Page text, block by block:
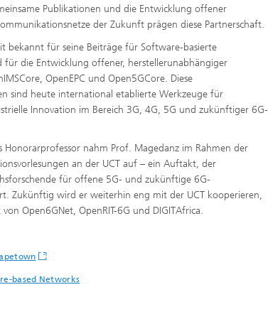
Publikationen und die Entwicklung offener
der Zukunft prägen diese Partnerschaft.
bekannt für seine Beiträge für Software-basierte
für die Entwicklung offener, herstellerunabhängiger
OpenEPC und Open5GCore. Diese
sind heute international etablierte Werkzeuge für
Innovation im Bereich 3G, 4G, 5G und zukünftiger 6G-
Honorarprofessor nahm Prof. Magedanz im Rahmen der
an der UCT auf – ein Auftakt, der
für offene 5G- und zukünftige 6G-
Zukünftig wird er weiterhin eng mit der UCT kooperieren,
Open6GNet, OpenRIT-6G und DIGITAfrica.
based Networks